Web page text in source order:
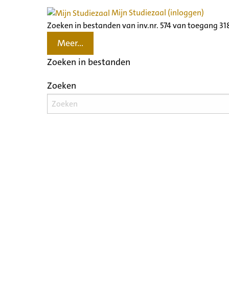
Mijn Studiezaal (inloggen)
Zoeken in bestanden van inv.nr. 574 van toegang
Meer...
Zoeken in bestanden
Zoeken